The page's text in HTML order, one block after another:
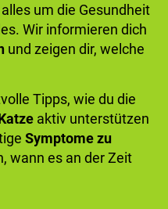
um die Gesundheit
Wir informieren dich
und zeigen dir, welche
Tipps, wie du die
aktiv unterstützen
Symptome zu
wann es an der Zeit